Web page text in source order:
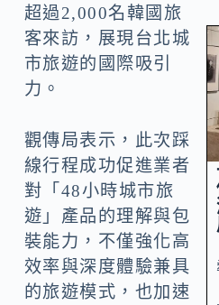
超過2,000名韓國旅
客來訪，展現台北城
市旅遊的國際吸引
力。
觀傳局表示，此次踩
線行程成功促進業者
對「48小時城市旅
遊」產品的理解與包
裝能力，不僅強化高
效率與深度體驗兼具
的旅遊模式，也加速